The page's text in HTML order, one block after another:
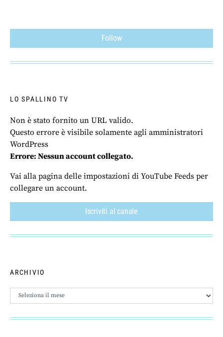
Follow
LO SPALLINO TV
Non è stato fornito un URL valido.
Questo errore è visibile solamente agli amministratori
WordPress
Errore: Nessun account collegato.
Vai alla pagina delle impostazioni di YouTube Feeds per
collegare un account.
Iscriviti al canale
ARCHIVIO
Archivio